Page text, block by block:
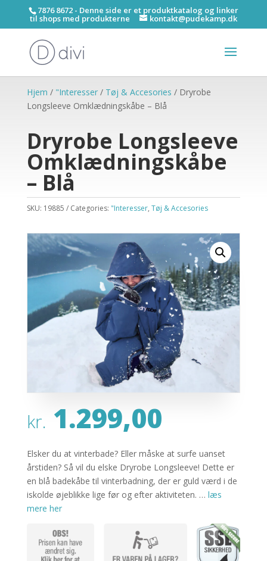
7876 8672 - Denne side er et produktkatalog og linker
til shops med produkterne kontakt@pudekamp.dk
Hjem / "Interesser/ Tøj & Accesories / Dryrobe
Longsleeve Omklædningskåbe – Blå
Dryrobe Longsleeve
Omklædningskåbe
– Blå
SKU: 19885 Categories: "Interesser, Tøj & Accesories
kr. 1.299,00
Elsker du at vinterbade? Eller måske at surfe uanset
årstiden? Så vil du elske Dryrobe Longsleeve! Dette er
en blå badekåbe til vinterbadning, der er guld værd i de
iskolde øjeblikke lige før og efter aktiviteten. … læs
mere her